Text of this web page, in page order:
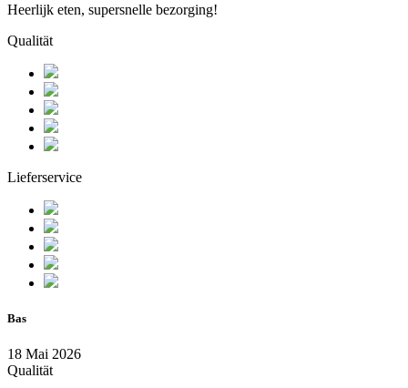
Heerlijk eten, supersnelle bezorging!
Qualität
Lieferservice
Bas
18 Mai 2026
Qualität